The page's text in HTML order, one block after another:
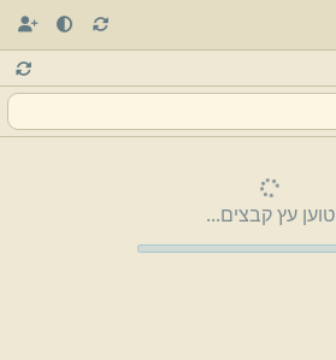
טוען עץ קבצים...